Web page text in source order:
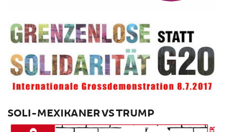
SOLI-MEXIKANER VS TRUMP